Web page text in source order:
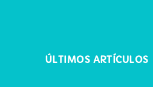
ÚLTIMOS ARTÍCULOS